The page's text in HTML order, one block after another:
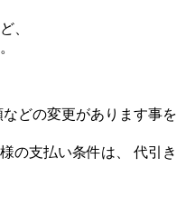
、
どの変更があります事を
の支払い条件は、 代引き